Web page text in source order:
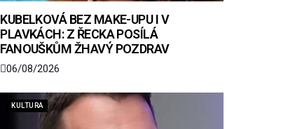
KUBELKOVÁ BEZ MAKE-UPU I V
PLAVKÁCH: Z ŘECKA POSÍLÁ
FANOUŠKŮM ŽHAVÝ POZDRAV
06/08/2026
KULTURA